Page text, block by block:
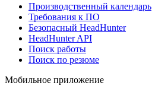
Производственный календарь
Требования к ПО
Безопасный HeadHunter
HeadHunter API
Поиск работы
Поиск по резюме
Мобильное приложение